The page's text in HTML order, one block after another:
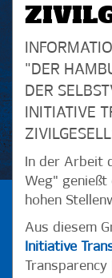
"DER
DER
INITIATIVE
In der Arbeit
Weg" genießt
hohen
Aus diesem
Initiative